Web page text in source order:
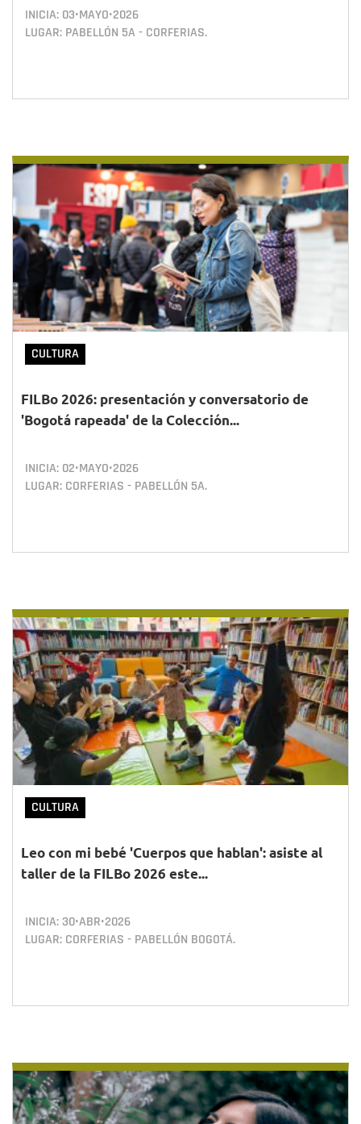
INICIA: 03•MAYO•2026
LUGAR: PABELLÓN 5A - CORFERIAS.
CULTURA
FILBo 2026: presentación y conversatorio de
'Bogotá rapeada' de la Colección...
INICIA: 02•MAYO•2026
LUGAR: CORFERIAS - PABELLÓN 5A.
CULTURA
Leo con mi bebé 'Cuerpos que hablan': asiste al
taller de la FILBo 2026 este...
INICIA: 30•ABR•2026
LUGAR: CORFERIAS - PABELLÓN BOGOTÁ.